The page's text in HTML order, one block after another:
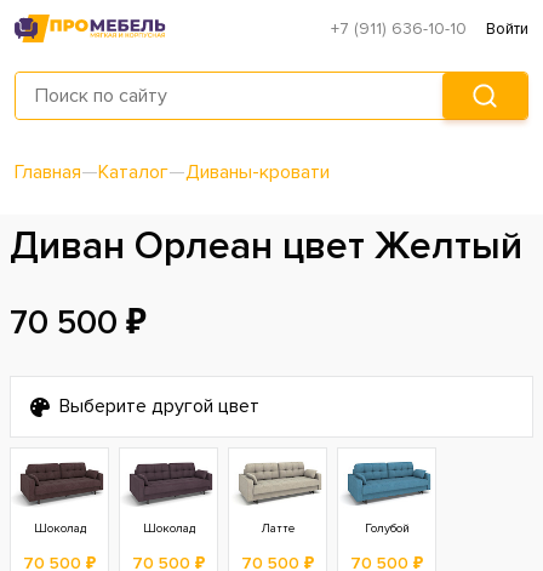
+7 (911) 636-10-10 Войти
Главная—Каталог—Диваны-кровати
Диван Орлеан цвет Желтый
70 500 ₽
Выберите другой цвет
Шоколад
70 500 ₽
Шоколад
70 500 ₽
Латте
70 500 ₽
Голубой
70 500 ₽